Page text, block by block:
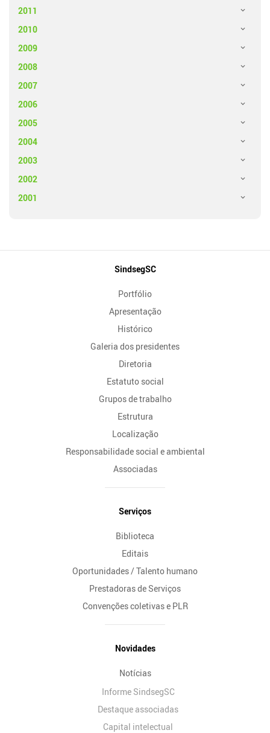
2011
2010
2009
2008
2007
2006
2005
2004
2003
2002
2001
SindsegSC
Portfólio
Apresentação
Histórico
Galeria dos presidentes
Diretoria
Estatuto social
Grupos de trabalho
Estrutura
Localização
Responsabilidade social e ambiental
Associadas
Serviços
Biblioteca
Editais
Oportunidades / Talento humano
Prestadoras de Serviços
Convenções coletivas e PLR
Novidades
Notícias
Informe SindsegSC
Destaque associadas
Capital intelectual